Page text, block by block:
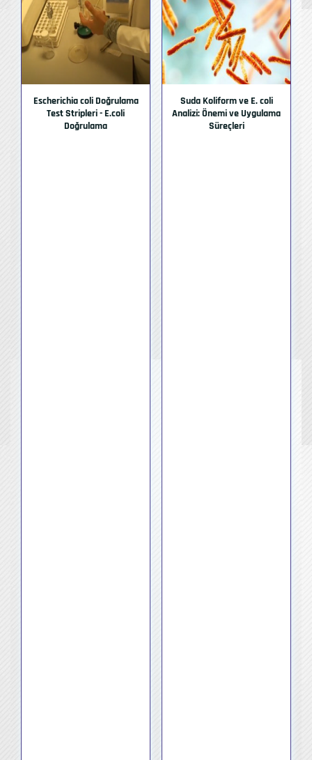
Escherichia coli Doğrulama
Test Stripleri - E.coli
Doğrulama
Suda Koliform ve E. coli
Analizi: Önemi ve Uygulama
Süreçleri